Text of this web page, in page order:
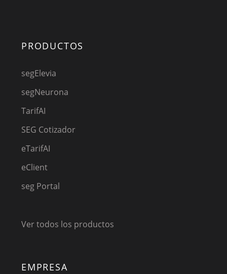
PRODUCTOS
segElevia
segNeurona
TarifAI
SEG Cotizador
eTarifAI
eClient
seg Portal
Ver todos los productos
EMPRESA